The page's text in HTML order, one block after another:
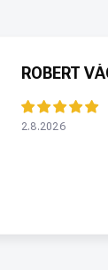
ROBERT
2.8.2026